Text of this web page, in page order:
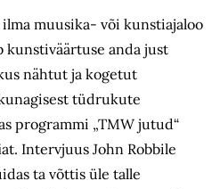
muusika- või kunstiajaloo
kunstiväärtuse anda just
nähtut ja kogetut
tüdrukute
programmi „TMW jutud“
Intervjuus John Robbile
ta võttis üle talle